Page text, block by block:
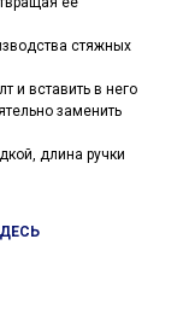
стяжных
и вставить в него
заменить
длина ручки